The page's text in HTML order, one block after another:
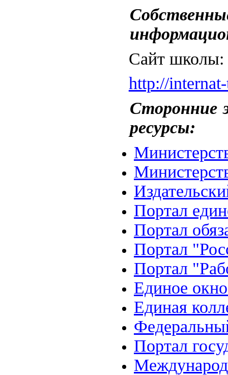
Сайт школы:
http://
Сторонние
ресурсы:
Портал
Портал
Портал
Портал
Единое
Единая
Портал